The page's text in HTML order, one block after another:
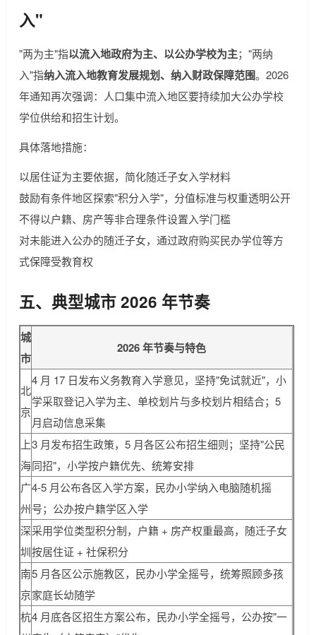
入"
"两为主"指以流入地政府为主、以公办学校为主；"两纳
入"指纳入流入地教育发展规划、纳入财政保障范围。2026
年通知再次强调：人口集中流入地区要持续加大公办学校
学位供给和招生计划。
具体落地措施：
以居住证为主要依据，简化随迁子女入学材料
鼓励有条件地区探索"积分入学"，分值标准与权重透明公开
不得以户籍、房产等非合理条件设置入学门槛
对未能进入公办的随迁子女，通过政府购买民办学位等方
式保障受教育权
五、典型城市 2026 年节奏
城
市
2026 年节奏与特色
北
京
4 月 17 日发布义务教育入学意见，坚持"免试就近"，小
学采取登记入学为主、单校划片与多校划片相结合；5
月启动信息采集
上
海
3 月发布招生政策，5 月各区公布招生细则；坚持"公民
同招"，小学按户籍优先、统筹安排
广
州
4-5 月公布各区入学方案，民办小学纳入电脑随机摇
号；公办按户籍学区入学
深
圳
采用学位类型积分制，户籍 + 房产权重最高，随迁子女
按居住证 + 社保积分
南
京
5 月各区公示施教区，民办小学全摇号，统筹照顾多孩
家庭长幼随学
杭4 月底各区招生方案公布，民办小学全摇号，公办按"一